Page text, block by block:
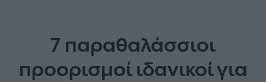
7 παραθαλάσσιοι
προορισμοί ιδανικοί για